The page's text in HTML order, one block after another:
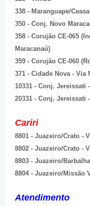
338 - Maranguape/Ceasa
350 - Conj. Novo
358 - Corujão CE-065
Maracanaú)
359 - Corujão CE-060
371 - Cidade Nova - Via
10331 - Conj. Jereissati
20331 - Conj. Jereissati
Cariri
8801 - Juazeiro/Crato -
8802 - Juazeiro/Crato -
8803 - Juazeiro/Barbalha
8804 - Juazeiro/Missão
Atendimento